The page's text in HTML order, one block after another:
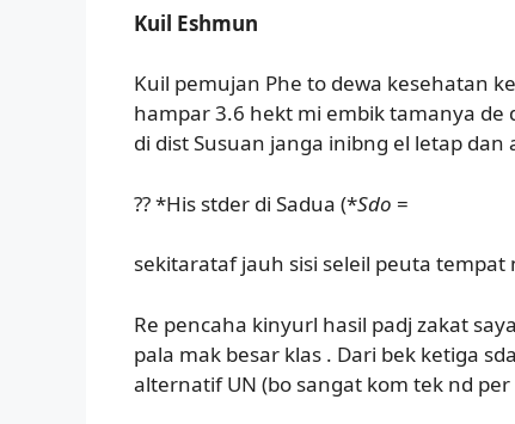
Kuil Eshmun
Kuil pemujan Phe to dewa kesehatan
hampar 3.6 hekt mi embik tamanya de
di dist Susuan janga inibng el letap dan
?? *His stder di Sadua (*Sdo =
sekitarataf jauh sisi seleil peuta
Re pencaha kinyurl hasil padj zakat
pala mak besar klas . Dari bek ketiga
alternatif UN (bo sangat kom tek nd